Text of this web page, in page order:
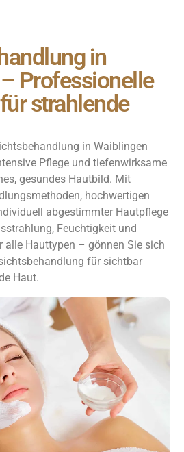
in
Professionelle
strahlende
in Waiblingen
Pflege und tiefenwirksame
gesundes Hautbild. Mit
hochwertigen
abgestimmter Hautpflege
Feuchtigkeit und
alle Hauttypen – gönnen Sie sich
für sichtbar
Haut.